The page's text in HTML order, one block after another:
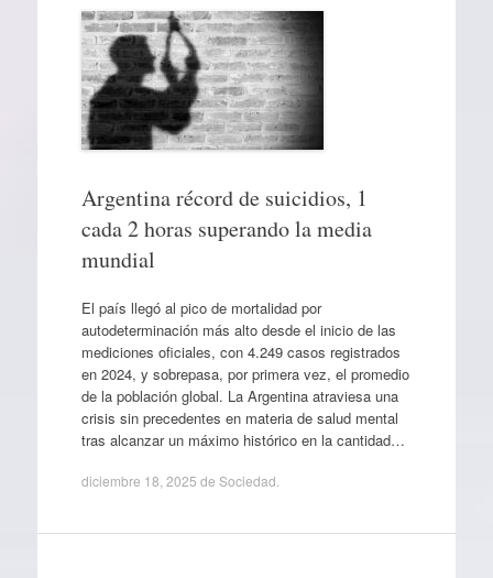
Argentina récord de suicidios, 1
cada 2 horas superando la media
mundial
El país llegó al pico de mortalidad por
autodeterminación más alto desde el inicio de las
mediciones oficiales, con 4.249 casos registrados
en 2024, y sobrepasa, por primera vez, el promedio
de la población global. La Argentina atraviesa una
crisis sin precedentes en materia de salud mental
tras alcanzar un máximo histórico en la cantidad…
diciembre 18, 2025 de Sociedad